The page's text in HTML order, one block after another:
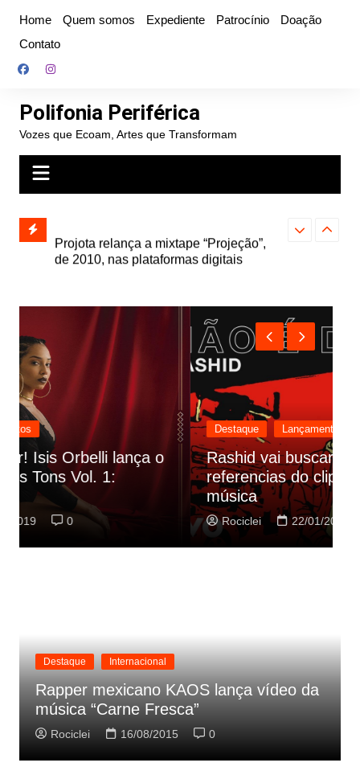
conteúdo
Home Quem somos Expediente Patrocínio
Doação
Contato
Polifonia Periférica
Vozes que Ecoam, Artes que Transformam
e abre
autoral,
de 2010, nas plataformas digitais
Farofa
Destaque
Rashid vai buscar nos HQs as
referencias do clipe de sua nova
música
Rociclei 0
Destaque Internacional
Rapper mexicano KAOS lança vídeo da
música “Carne Fresca”
Rociclei 16/08/2015 0